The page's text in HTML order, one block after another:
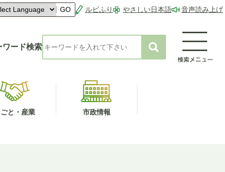
GO ルビふり やさしい日本語 音声読み上げ
ワード検索
ごと・産業 市政情報